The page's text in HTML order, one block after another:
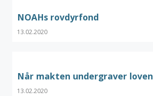
NOAHs rovdyrfond
13.02.2020
Når makten undergraver loven
13.02.2020